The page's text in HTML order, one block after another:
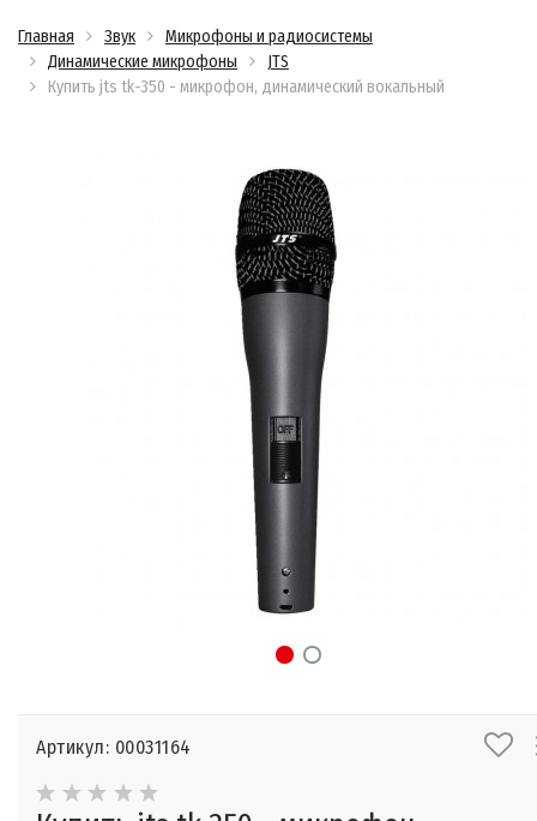
Главная Звук
Микрофоны и радиосистемы
Динамические микрофоны
JTS
Купить jts tk-350 - микрофон, динамический вокальный
Артикул: 00031164